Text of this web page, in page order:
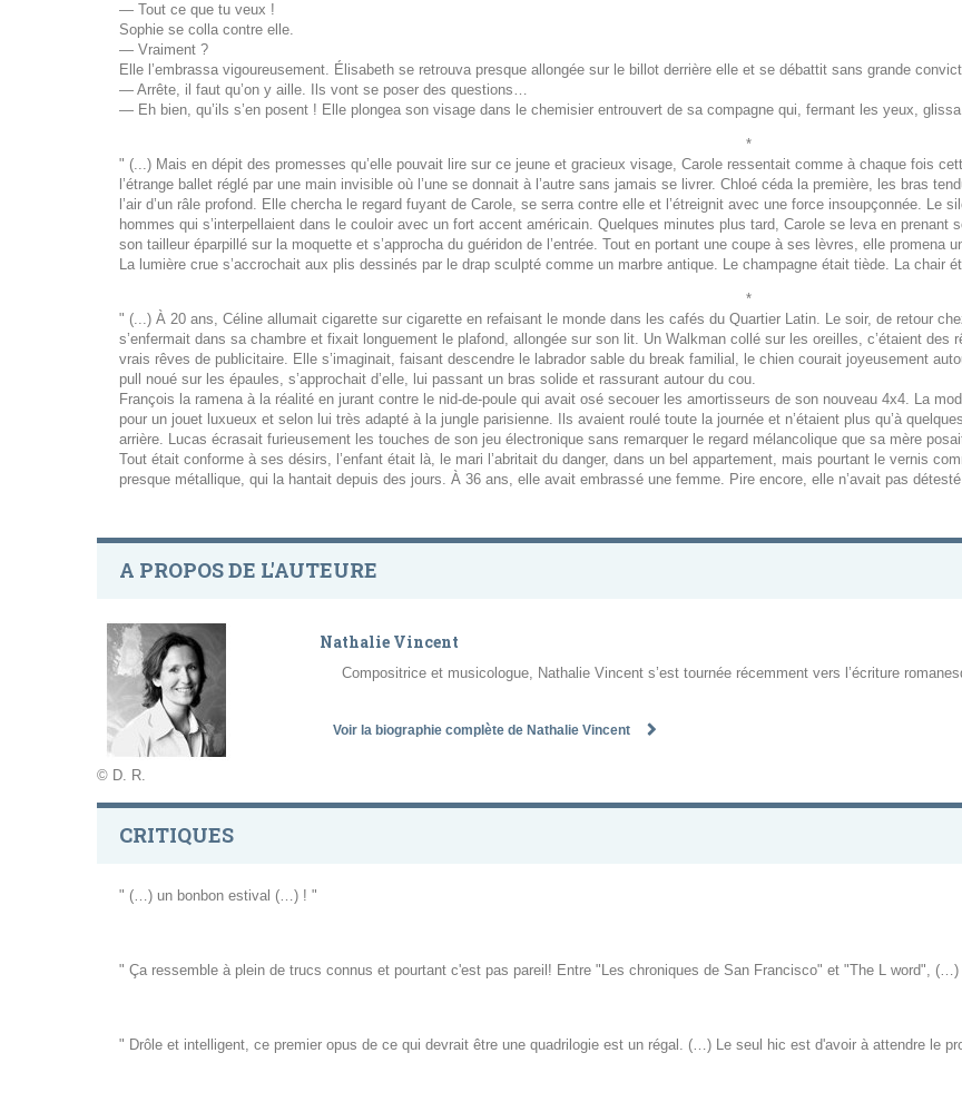
— Tout ce que tu veux !
Sophie se colla contre elle.
— Vraiment ?
Elle l’embrassa vigoureusement. Élisabeth se retrouva presque allongée sur le billot derrière elle et se débattit sans grande
— Arrête, il faut qu’on y aille. Ils vont se poser des questions…
— Eh bien, qu’ils s’en posent ! Elle plongea son visage dans le chemisier entrouvert de sa compagne qui, fermant les yeux,
*
" (...) Mais en dépit des promesses qu’elle pouvait lire sur ce jeune et gracieux visage, Carole ressentait comme à chaque fois
l’étrange ballet réglé par une main invisible où l’une se donnait à l’autre sans jamais se livrer. Chloé céda la première, les bras
l’air d’un râle profond. Elle chercha le regard fuyant de Carole, se serra contre elle et l’étreignit avec une force insoupçonnée. Le
hommes qui s’interpellaient dans le couloir avec un fort accent américain. Quelques minutes plus tard, Carole se leva en
son tailleur éparpillé sur la moquette et s’approcha du guéridon de l’entrée. Tout en portant une coupe à ses lèvres, elle promena
La lumière crue s’accrochait aux plis dessinés par le drap sculpté comme un marbre antique. Le champagne était tiède. La chair
*
" (...) À 20 ans, Céline allumait cigarette sur cigarette en refaisant le monde dans les cafés du Quartier Latin. Le soir, de retour
s’enfermait dans sa chambre et fixait longuement le plafond, allongée sur son lit. Un Walkman collé sur les oreilles, c’étaient des
vrais rêves de publicitaire. Elle s’imaginait, faisant descendre le labrador sable du break familial, le chien courait joyeusement
pull noué sur les épaules, s’approchait d’elle, lui passant un bras solide et rassurant autour du cou.
François la ramena à la réalité en jurant contre le nid-de-poule qui avait osé secouer les amortisseurs de son nouveau 4x4. La
pour un jouet luxueux et selon lui très adapté à la jungle parisienne. Ils avaient roulé toute la journée et n’étaient plus qu’à
arrière. Lucas écrasait furieusement les touches de son jeu électronique sans remarquer le regard mélancolique que sa mère
Tout était conforme à ses désirs, l’enfant était là, le mari l’abritait du danger, dans un bel appartement, mais pourtant le vernis
presque métallique, qui la hantait depuis des jours. À 36 ans, elle avait embrassé une femme. Pire encore, elle n’avait pas
A PROPOS DE L'AUTEURE
© D. R.
Nathalie Vincent
Compositrice et musicologue, Nathalie Vincent s’est tournée récemment vers l’écriture
Voir la biographie complète de Nathalie Vincent
CRITIQUES
" (…) un bonbon estival (…) ! "
" Ça ressemble à plein de trucs connus et pourtant c'est pas pareil! Entre "Les chroniques de San Francisco" et "The L word",
" Drôle et intelligent, ce premier opus de ce qui devrait être une quadrilogie est un régal. (…) Le seul hic est d'avoir à attendre le